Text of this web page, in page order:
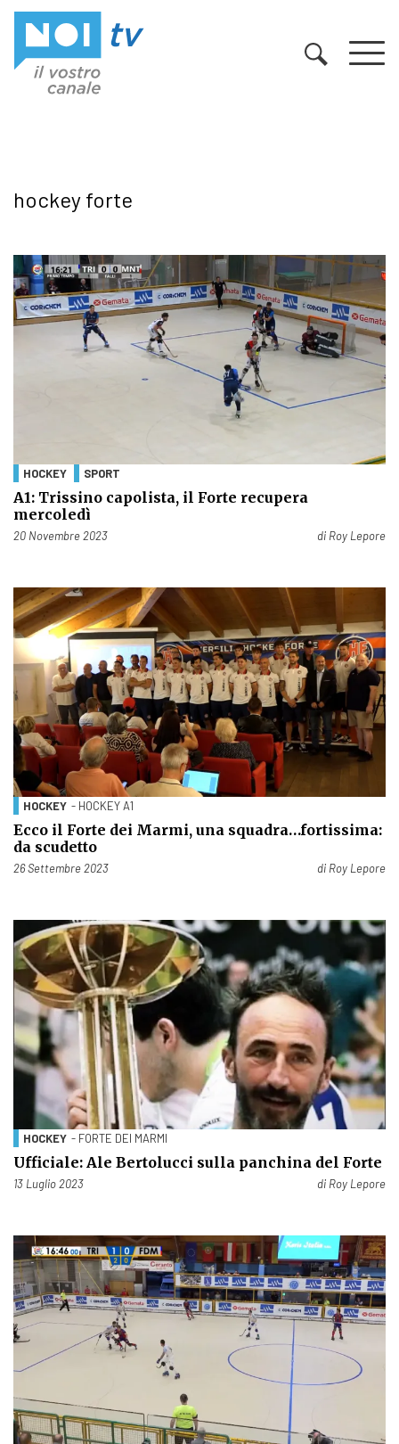
hockey forte
HOCKEY SPORT
A1: Trissino capolista, il Forte recupera
mercoledì
Pubblicato il
20 Novembre 2023 di Roy Lepore
HOCKEY - HOCKEY A1
Ecco il Forte dei Marmi, una squadra…fortissima:
da scudetto
Pubblicato il
26 Settembre 2023 di Roy Lepore
HOCKEY - FORTE DEI MARMI
Ufficiale: Ale Bertolucci sulla panchina del Forte
Pubblicato il
13 Luglio 2023 di Roy Lepore